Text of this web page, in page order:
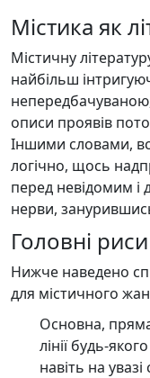
Містика як
Містичну
найбільш
непередбачуваною,
описи проявів
Іншими словами,
логічно, щось
перед невідомим і
нерви,
Головні
Нижче наведено
для містичного
Основна,
лінії будь-
навіть на